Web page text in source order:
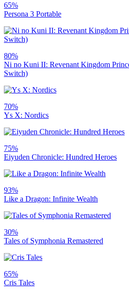
65%
Persona 3 Portable
80%
Ni no Kuni II: Revenant Kingdom
Switch)
70%
Ys X: Nordics
75%
Eiyuden Chronicle: Hundred Heroes
93%
Like a Dragon: Infinite Wealth
30%
Tales of Symphonia Remastered
65%
Cris Tales